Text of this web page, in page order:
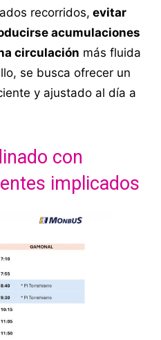
recorridos, evitar
acumulaciones
circulación más fluida
se busca ofrecer un
y ajustado al día a
con
implicados